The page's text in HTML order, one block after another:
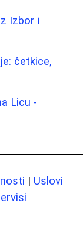
Izbor i
četkice,
Licu -
| Uslovi